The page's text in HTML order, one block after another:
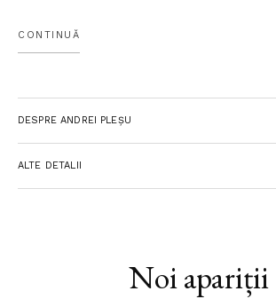
uneori, să o facă suportabilă. Sau pur și simplu
cu un glas obosit sau ironic, în ideea că, în
CONTINUĂ
DESPRE ANDREI PLEȘU
ALTE DETALII
Noi apariții